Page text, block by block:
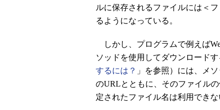
ルに保存されるファイルには＜
るようになっている。
しかし、プログラムで例えば
ソッドを使用してダウンロードす
するには？ 」を参照）には、メ
のURLとともに、そのファイル
定されたファイル名は利用できな